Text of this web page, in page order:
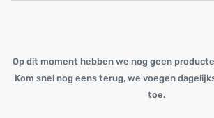
Op dit moment hebben we nog geen
Kom snel nog eens terug, we voegen
toe.